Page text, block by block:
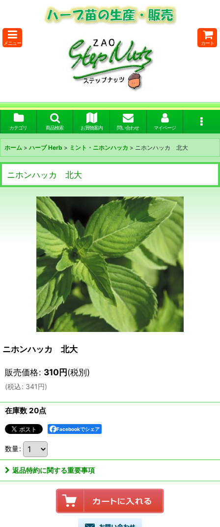
メニュー カート
カテゴリ 商品検索 お買物案内 問い合わせ マイページ
ホーム > ハーブ Herb > ミント・ニホンハッカ > ニホンハッカ 北大
ニホンハッカ 北大
ニホンハッカ 北大
販売価格: 310円(税別)
(税込: 341円)
在庫数 20点
Facebookでシェア
数量:
返品特約に関する重要事項